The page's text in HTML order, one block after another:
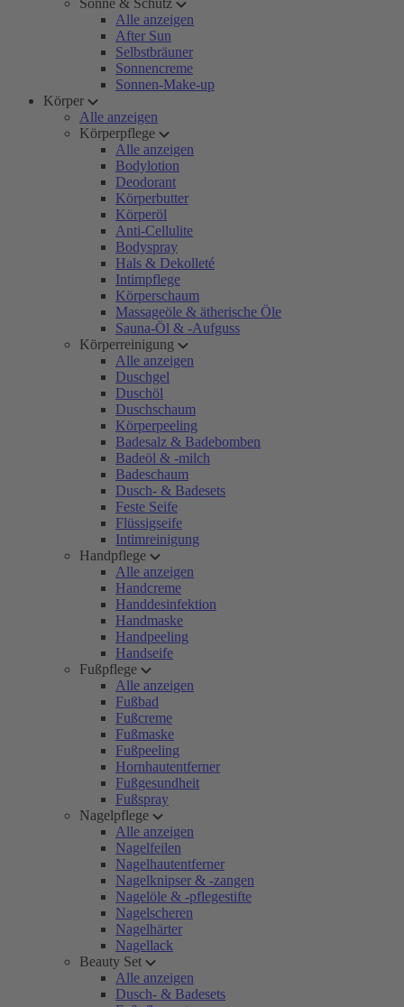
Sonne & Schutz
Alle anzeigen
After Sun
Selbstbräuner
Sonnencreme
Sonnen-Make-up
Körper
Alle anzeigen
Körperpflege
Alle anzeigen
Bodylotion
Deodorant
Körperbutter
Körperöl
Anti-Cellulite
Bodyspray
Hals & Dekolleté
Intimpflege
Körperschaum
Massageöle & ätherische Öle
Sauna-Öl & -Aufguss
Körperreinigung
Alle anzeigen
Duschgel
Duschöl
Duschschaum
Körperpeeling
Badesalz & Badebomben
Badeöl & -milch
Badeschaum
Dusch- & Badesets
Feste Seife
Flüssigseife
Intimreinigung
Handpflege
Alle anzeigen
Handcreme
Handdesinfektion
Handmaske
Handpeeling
Handseife
Fußpflege
Alle anzeigen
Fußbad
Fußcreme
Fußmaske
Fußpeeling
Hornhautentferner
Fußgesundheit
Fußspray
Nagelpflege
Alle anzeigen
Nagelfeilen
Nagelhautentferner
Nagelknipser & -zangen
Nagelöle & -pflegestifte
Nagelscheren
Nagelhärter
Nagellack
Beauty Set
Alle anzeigen
Dusch- & Badesets